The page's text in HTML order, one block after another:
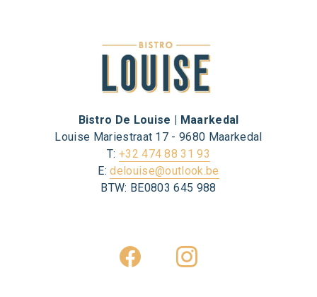
Bistro De Louise | Maarkedal
Louise Mariestraat 17 - 9680 Maarkedal
T: +32 474 88 31 93
E:delouise@outlook.be
BTW: BE0803 645 988